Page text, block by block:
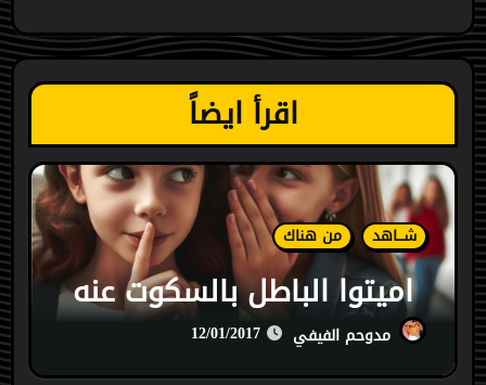
اقرأ ايضاً
شـــاهد من هناك
اميتوا الباطل بالسكوت عنه
مدوحم الفيفي 12/01/2017